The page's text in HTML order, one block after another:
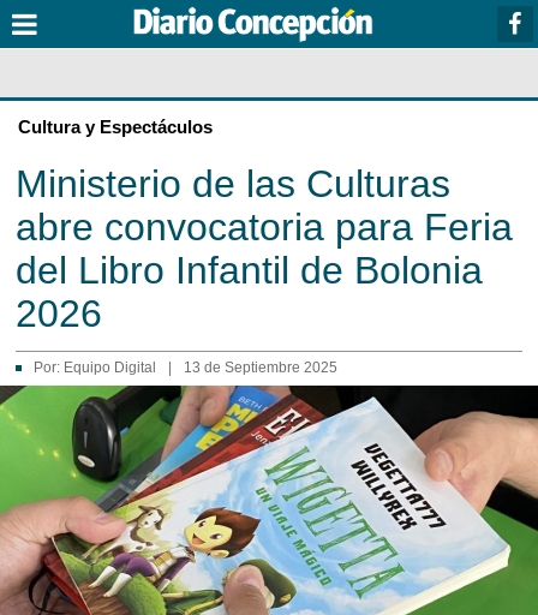
Cultura y Espectáculos
Ministerio de las Culturas
abre convocatoria para Feria
del Libro Infantil de Bolonia
2026
Por: Equipo Digital 13 de Septiembre 2025